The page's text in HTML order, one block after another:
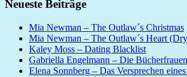
Neueste Beiträge
Mia Newman – The Outlaw´s Christmas
Mia Newman – The Outlaw´s Heart
Kaley Moss – Dating Blacklist
Gabriella Engelmann – Die
Elena Sonnberg – Das Versprechen